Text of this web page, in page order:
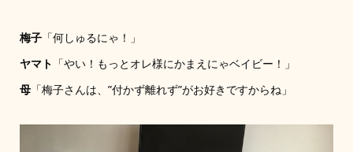
梅子「何しゅるにゃ！」
ヤマト 「やい！もっとオレ様にかまえにゃベイビー！」
母「梅子さんは、”付かず離れず”がお好きですからね」